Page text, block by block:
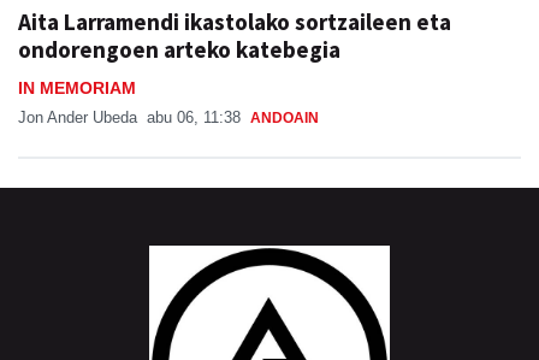
Aita Larramendi ikastolako sortzaileen eta
ondorengoen arteko katebegia
IN MEMORIAM
Jon Ander Ubeda abu 06, 11:38 ANDOAIN